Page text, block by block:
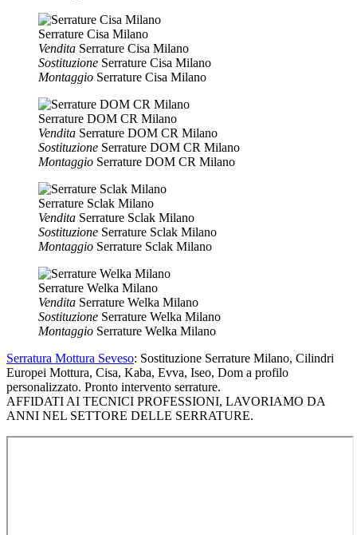
Serrature Cisa Milano
Vendita Serrature Cisa Milano
Sostituzione Serrature Cisa Milano
Montaggio Serrature Cisa Milano
Serrature DOM CR Milano
Vendita Serrature DOM CR Milano
Sostituzione Serrature DOM CR Milano
Montaggio Serrature DOM CR Milano
Serrature Sclak Milano
Vendita Serrature Sclak Milano
Sostituzione Serrature Sclak Milano
Montaggio Serrature Sclak Milano
Serrature Welka Milano
Vendita Serrature Welka Milano
Sostituzione Serrature Welka Milano
Montaggio Serrature Welka Milano
Serratura Mottura Seveso: Sostituzione Serrature Milano, Cilindri
Europei Mottura, Cisa, Kaba, Evva, Iseo, Dom a profilo
personalizzato. Pronto intervento serrature.
AFFIDATI AI TECNICI PROFESSIONI, LAVORIAMO DA
ANNI NEL SETTORE DELLE SERRATURE.